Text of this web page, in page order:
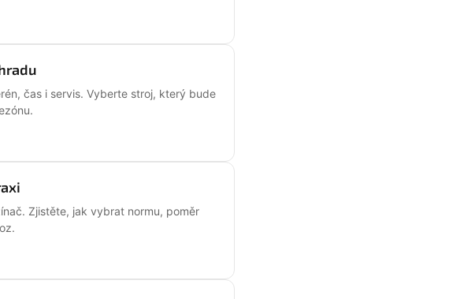
čas i servis. Vyberte stroj, který bude
Zjistěte, jak vybrat normu, poměr